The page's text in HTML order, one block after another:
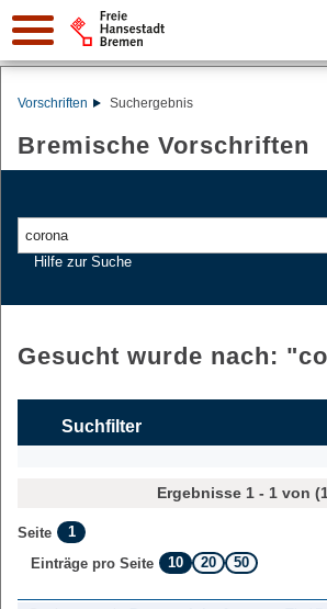
Vorschriften Suchergebnis
Bremische Vorschriften
Hilfe zur Suche
Gesucht wurde nach: "
Suchfilter
Ergebnisse 1 - 1 von
Seite
1
Einträge pro Seite
10 20 50